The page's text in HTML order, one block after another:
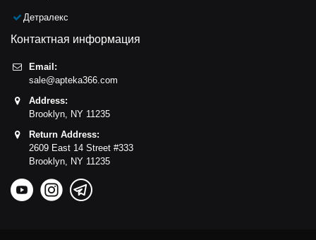
Детралекс
Контактная информация
Email:
sale@apteka366.com
Address:
Brooklyn,
NY 11235
Return Address:
2609 East 14 Street #333
Brooklyn,
NY 11235